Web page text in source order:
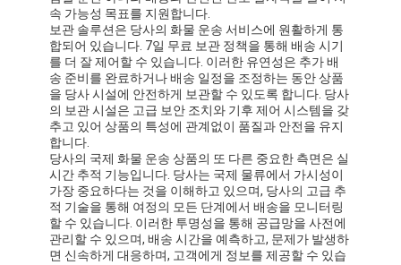
속 가능성 목표를 지원합니다.
보관 솔루션은 당사의 화물 운송 서비스에 원활하게 통
합되어 있습니다. 7일 무료 보관 정책을 통해 배송 시기
를 더 잘 제어할 수 있습니다. 이러한 유연성은 추가 배
송 준비를 완료하거나 배송 일정을 조정하는 동안 상품
을 당사 시설에 안전하게 보관할 수 있도록 합니다. 당사
의 보관 시설은 고급 보안 조치와 기후 제어 시스템을 갖
추고 있어 상품의 특성에 관계없이 품질과 안전을 유지
합니다.
당사의 국제 화물 운송 상품의 또 다른 중요한 측면은 실
시간 추적 기능입니다. 당사는 국제 물류에서 가시성이
가장 중요하다는 것을 이해하고 있으며, 당사의 고급 추
적 기술을 통해 여정의 모든 단계에서 배송을 모니터링
할 수 있습니다. 이러한 투명성을 통해 공급망을 사전에
관리할 수 있으며, 배송 시간을 예측하고, 문제가 발생하
면 신속하게 대응하며, 고객에게 정보를 제공할 수 있습